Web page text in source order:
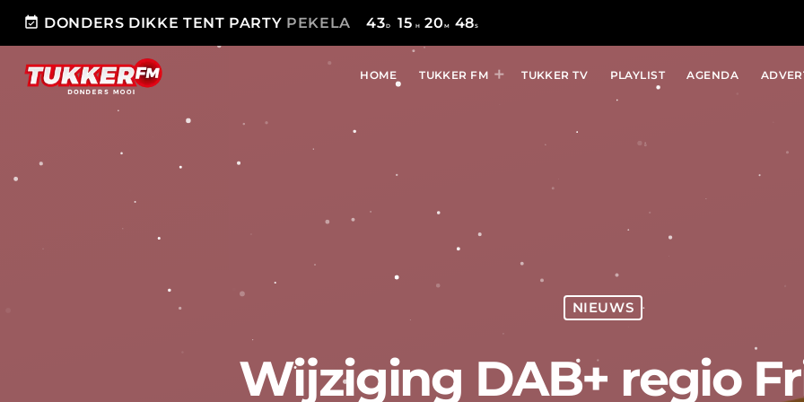
event_available DONDERS DIKKE TENT PARTY PEKELA 43D 15 H 20 M 48S
HOME TUKKER FM TUKKER TV PLAYLIST AGENDA
NIEUWS
Wijziging DAB+ regio